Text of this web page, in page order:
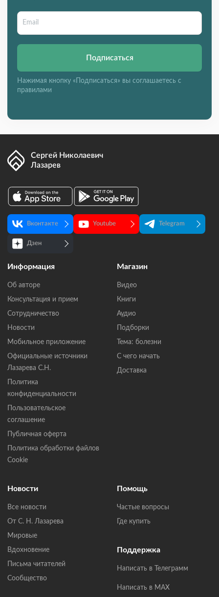
Подписаться
Нажимая кнопку «Подписаться» вы соглашаетесь с
правилами
Сергей Николаевич
Лазарев
Вконтакте Youtube Telegram
Дзен
Информация
Об авторе
Консультация и прием
Сотрудничество
Новости
Мобильное приложение
Официальные источники
Лазарева С.Н.
Политика
конфиденциальности
Пользовательское
соглашение
Публичная оферта
Политика обработки файлов
Cookie
Магазин
Видео
Книги
Аудио
Подборки
Тема: болезни
С чего начать
Доставка
Новости
Все новости
От С. Н. Лазарева
Мировые
Вдохновение
Письма читателей
Сообщество
Помощь
Частые вопросы
Где купить
Поддержка
Написать в Телеграмм
Написать в MAX